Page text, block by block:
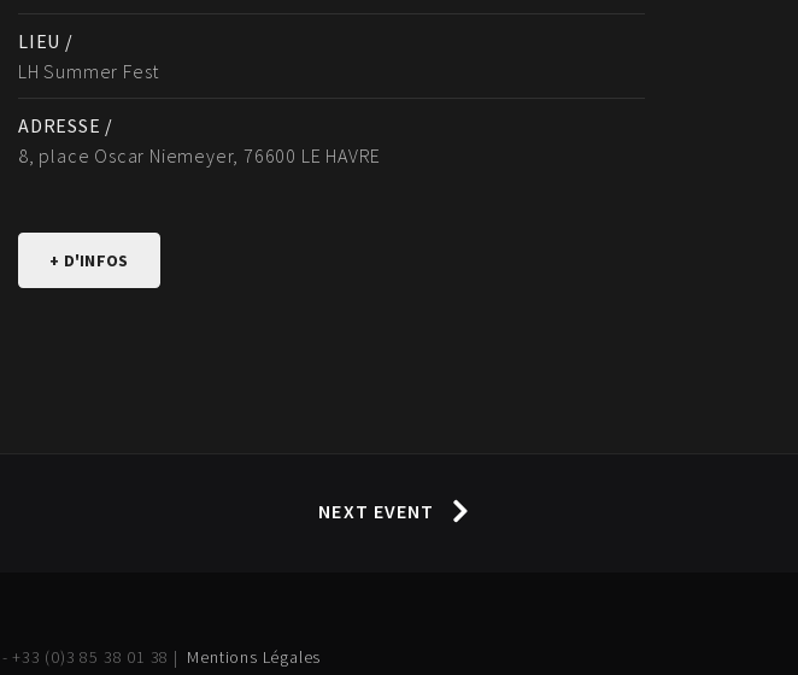
LIEU /
LH Summer Fest
ADRESSE /
8, place Oscar Niemeyer, 76600 LE HAVRE
+ D'INFOS
NEXT EVENT
+33 (0)3 85 38 01 38 | Mentions Légales